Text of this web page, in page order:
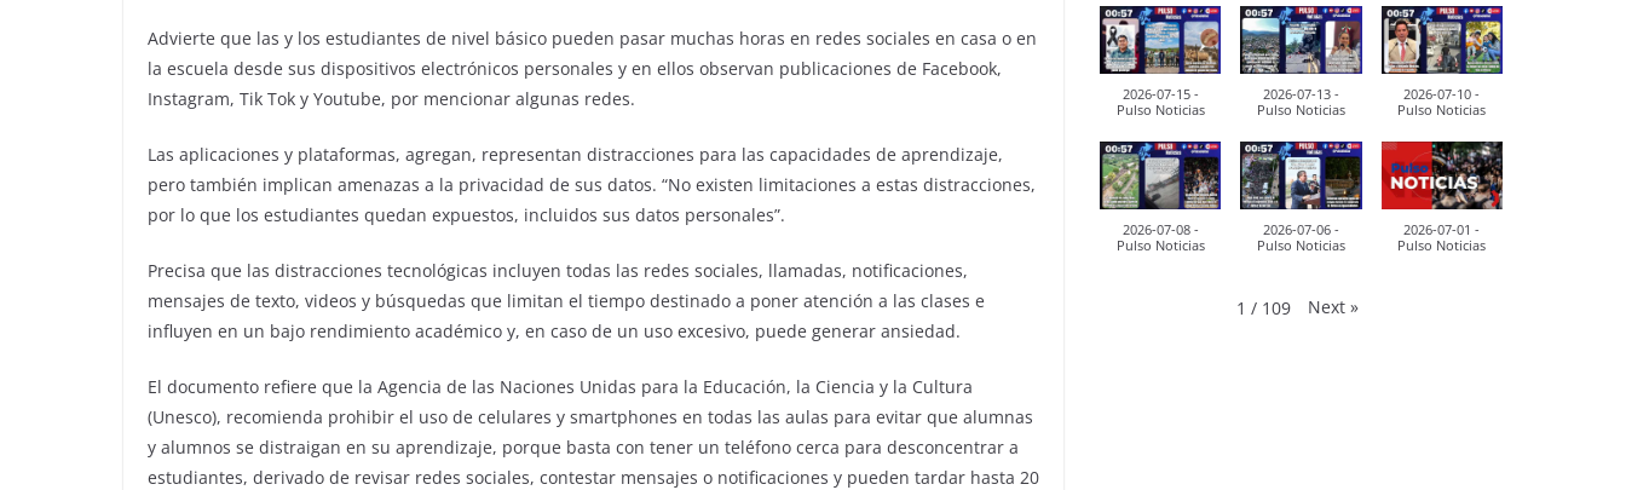
Advierte que las y los estudiantes de nivel básico pueden pasar muchas horas en redes sociales en casa o en
la escuela desde sus dispositivos electrónicos personales y en ellos observan publicaciones de Facebook,
Instagram, Tik Tok y Youtube, por mencionar algunas redes.
Las aplicaciones y plataformas, agregan, representan distracciones para las capacidades de aprendizaje,
pero también implican amenazas a la privacidad de sus datos. “No existen limitaciones a estas distracciones,
por lo que los estudiantes quedan expuestos, incluidos sus datos personales”.
Precisa que las distracciones tecnológicas incluyen todas las redes sociales, llamadas, notificaciones,
mensajes de texto, videos y búsquedas que limitan el tiempo destinado a poner atención a las clases e
influyen en un bajo rendimiento académico y, en caso de un uso excesivo, puede generar ansiedad.
El documento refiere que la Agencia de las Naciones Unidas para la Educación, la Ciencia y la Cultura
(Unesco), recomienda prohibir el uso de celulares y smartphones en todas las aulas para evitar que alumnas
y alumnos se distraigan en su aprendizaje, porque basta con tener un teléfono cerca para desconcentrar a
estudiantes, derivado de revisar redes sociales, contestar mensajes o notificaciones y pueden tardar hasta 20
2026-07-15 -
Pulso Noticias
2026-07-13 -
Pulso Noticias
2026-07-10 -
Pulso Noticias
2026-07-08 -
Pulso Noticias
2026-07-06 -
Pulso Noticias
2026-07-01 -
Pulso Noticias
1 / 109 Next »